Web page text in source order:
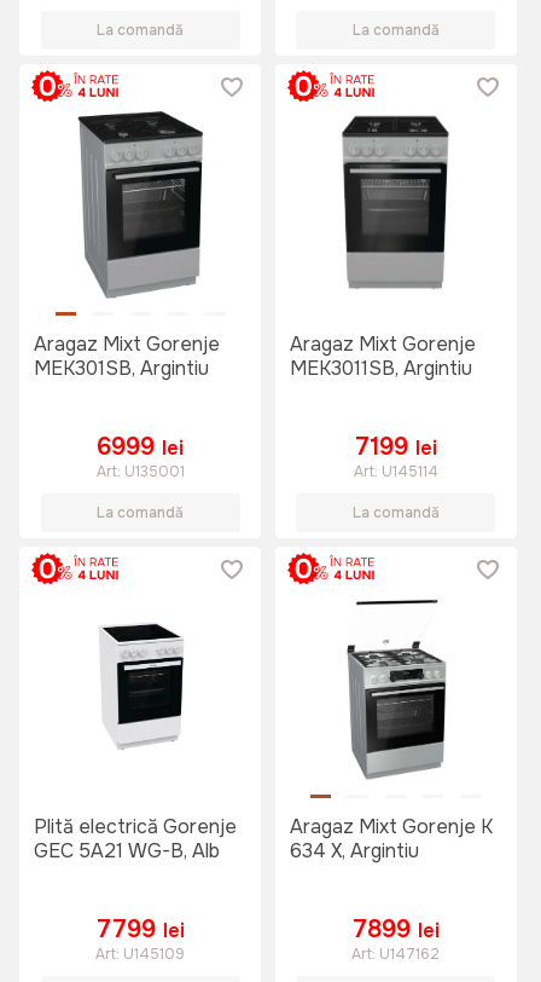
La comandă La comandă
Aragaz Mixt Gorenje
MEK301SB, Argintiu
6999 lei
Art: U135001
La comandă
Aragaz Mixt Gorenje
MEK3011SB, Argintiu
7199 lei
Art: U145114
La comandă
Plită electrică Gorenje
GEC 5A21 WG-B, Alb
7799 lei
Art: U145109
Aragaz Mixt Gorenje K
634 X, Argintiu
7899 lei
Art: U147162